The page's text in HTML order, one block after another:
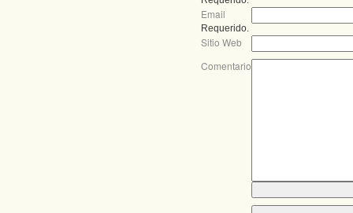
Email
Requerido.
Sitio Web
Comentario